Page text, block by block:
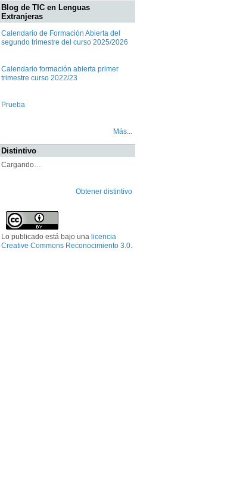
Blog de TIC en Lenguas
Extranjeras
Calendario de Formación Abierta del
segundo trimestre del curso 2025/2026
Calendario formación abierta primer
trimestre curso 2022/23
Prueba
Más...
Distintivo
Cargando…
Obtener distintivo
Lo publicado está bajo una licencia
Creative Commons Reconocimiento 3.0.